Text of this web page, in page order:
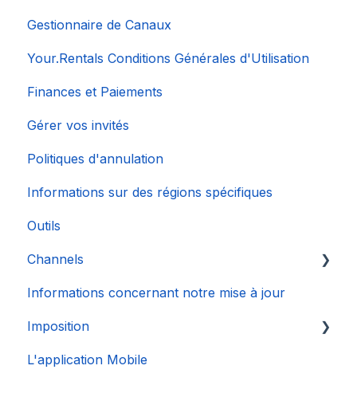
Gestionnaire de Canaux
Your.Rentals Conditions Générales d'Utilisation
Finances et Paiements
Gérer vos invités
Politiques d'annulation
Informations sur des régions spécifiques
Outils
Channels
Connexion de Compte
Informations concernant notre mise à jour
Imposition
DAC 7
L'application Mobile